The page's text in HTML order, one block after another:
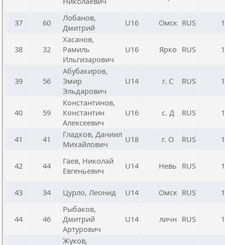
37 60
Лобанов,
Дмитрий
U16 Омск RUS
38 32
Хасанов,
Рамиль
Ильгизарович
U16 Ярко RUS
39 56
Абубакиров,
Эмир
Эльдарович
U14 г. С RUS
40 59
Константинов,
Константин
Алексеевич
U16 с. Д RUS
41 41
Гладков, Даниил
Михайлович
U18 г. О RUS
42 44
Гаев, Николай
Евгеньевич
U14 Невь RUS
43 34 Цурло, Леонид U14 Омск RUS
44 46
Рыбаков,
Дмитрий
Артурович
U14 личн RUS
Жуков,